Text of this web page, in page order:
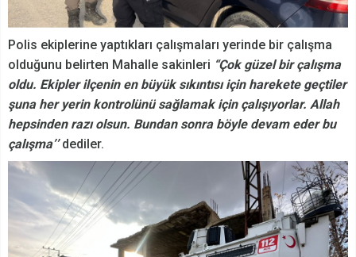
Polis ekiplerine yaptıkları çalışmaları yerinde bir çalışma
olduğunu belirten Mahalle sakinleri “Çok güzel bir çalışma
oldu. Ekipler ilçenin en büyük sıkıntısı için harekete geçtiler
şuna her yerin kontrolünü sağlamak için çalışıyorlar. Allah
hepsinden razı olsun. Bundan sonra böyle devam eder bu
çalışma’’dediler.